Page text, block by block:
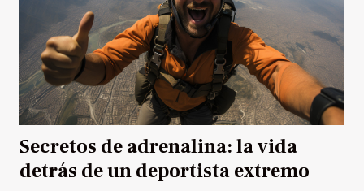
Secretos de adrenalina: la vida
detrás de un deportista extremo